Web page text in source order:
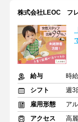
株式会社LEOC フ
給与
時
シフト
週3
雇用形態
ア
アクセス
高